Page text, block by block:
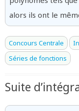
alors ils ont le
Concours Centrale
Séries de fonctions
Suite